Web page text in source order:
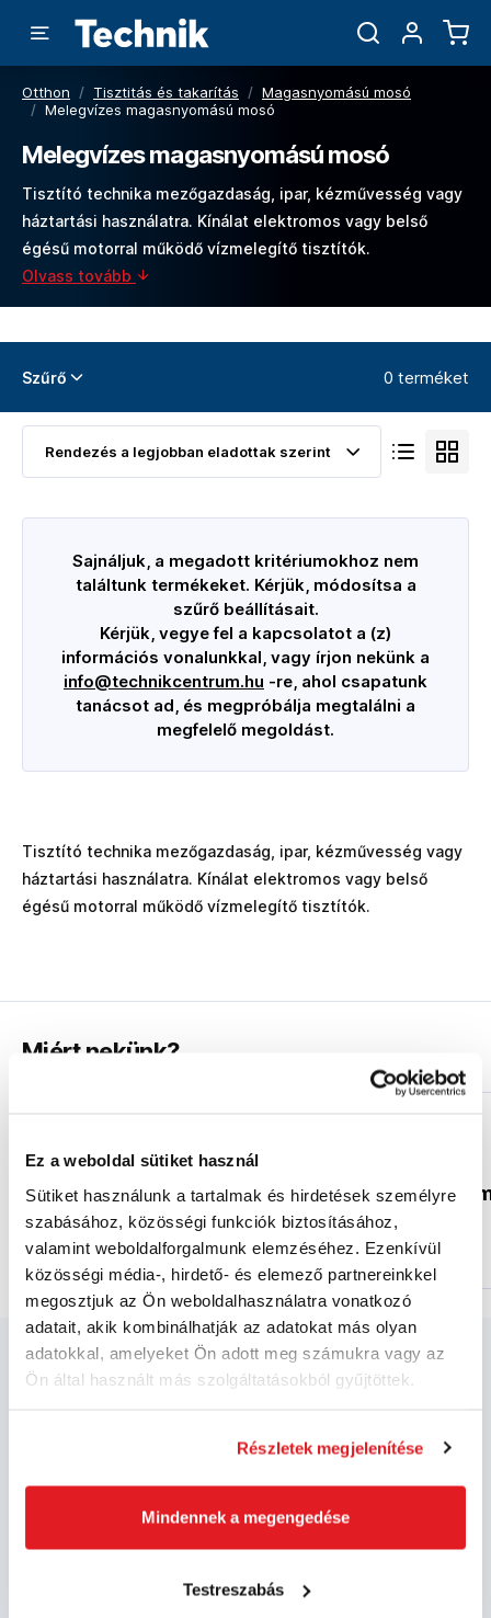
Ez a weboldal sütiket használ
Sütiket használunk a tartalmak és hirdetések személyre
szabásához, közösségi funkciók biztosításához,
valamint weboldalforgalmunk elemzéséhez. Ezenkívül
közösségi média-, hirdető- és elemező partnereinkkel
megosztjuk az Ön weboldalhasználatra vonatkozó
adatait, akik kombinálhatják az adatokat más olyan
adatokkal, amelyeket Ön adott meg számukra vagy az
Ön által használt más szolgáltatásokból gyűjtöttek.
Részletek megjelenítése
Mindennek a megengedése
Testreszabás
Otthon / Tisztitás és takarítás / Magasnyomású mosó
/ Melegvízes magasnyomású mosó
Melegvízes magasnyomású mosó
Tisztító technika mezőgazdaság, ipar, kézművesség vagy
háztartási használatra. Kínálat elektromos vagy belső
égésű motorral működő vízmelegítő tisztítók.
Olvass tovább
Szűrő 0 terméket
Sajnáljuk, a megadott kritériumokhoz nem
találtunk termékeket. Kérjük, módosítsa a
szűrő beállításait.
Kérjük, vegye fel a kapcsolatot a (z)
információs vonalunkkal, vagy írjon nekünk a
info@technikcentrum.hu -re, ahol csapatunk
tanácsot ad, és megpróbálja megtalálni a
megfelelő megoldást.
Tisztító technika mezőgazdaság, ipar, kézművesség vagy
háztartási használatra. Kínálat elektromos vagy belső
égésű motorral működő vízmelegítő tisztítók.
Miért nekünk?
Több mint 30 év
tapasztalat az Ön
szolgálatában
Kiemelkedő
tanácsadás
termékek terén
Különleges ajánlatokkizárólag
Rendszeres információk az új akciókról és